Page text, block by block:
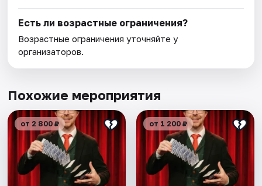
Есть ли возрастные ограничения?
Возрастные ограничения уточняйте у
организаторов.
Похожие мероприятия
от 2 800 ₽ от 1 200 ₽